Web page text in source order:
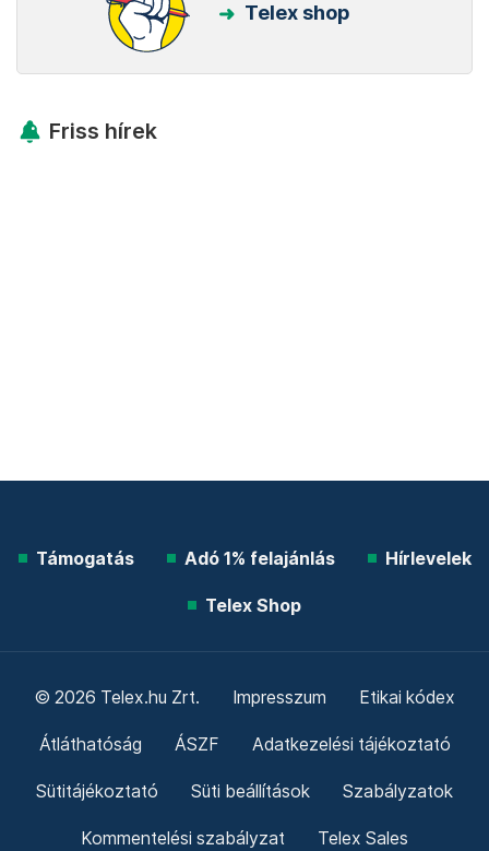
Telex shop
Friss hírek
Támogatás Adó 1% felajánlás Hírlevelek
Telex Shop
© 2026 Telex.hu Zrt. Impresszum Etikai kódex
Átláthatóság ÁSZF Adatkezelési tájékoztató
Sütitájékoztató Süti beállítások Szabályzatok
Kommentelési szabályzat Telex Sales